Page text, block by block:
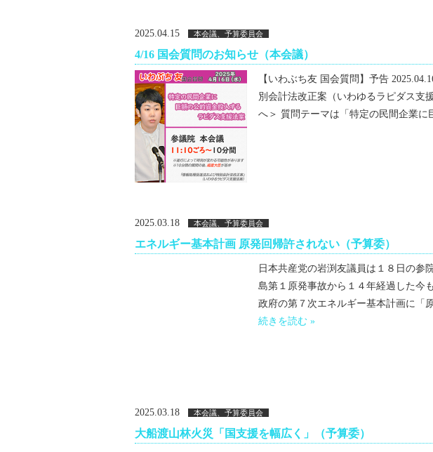
2025.04.15 本会議、予算委員会
4/16 国会質問のお知らせ（本会議）
【いわぶち友 国会質問】予告
別会計法改正案（いわゆるラピダス支
へ＞ 質問テーマは「特定の民間企業に
2025.03.18 本会議、予算委員会
エネルギー基本計画 原発回帰許されない（予算委）
日本共産党の岩渕友議員は１８日の参
島第１原発事故から１４年経過した今
政府の第７次エネルギー基本計画に「
続きを読む »
2025.03.18 本会議、予算委員会
大船渡山林火災「国支援を幅広く」（予算委）